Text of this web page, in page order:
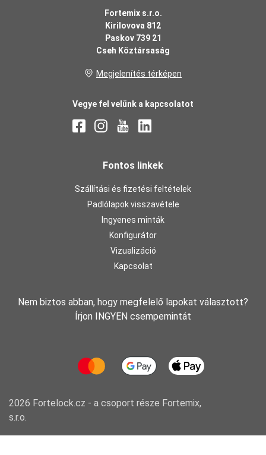
Fortemix s.r.o.
Kirilovova 812
Paskov 739 21
Cseh Köztársaság
Megjelenítés térképen
Vegye fel velünk a kapcsolatot
Fontos linkek
Szállítási és fizetési feltételek
Padlólapok visszavétele
Ingyenes minták
Konfigurátor
Vizualizáció
Kapcsolat
Nem biztos abban, hogy megfelelő lapokat választott?
Írjon INGYEN csempemintát
2026 Fortelock.cz - a csoport része Fortemix,
s.r.o.